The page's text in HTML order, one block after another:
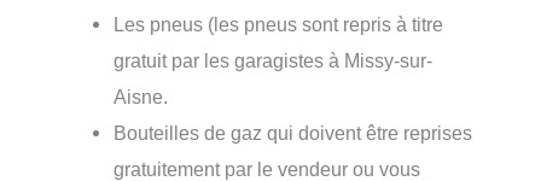
Les pneus (les pneus sont repris à titre
gratuit par les garagistes à Missy-sur-
Aisne.
Bouteilles de gaz qui doivent être reprises
gratuitement par le vendeur ou vous